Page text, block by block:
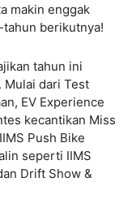
makin enggak
tahun berikutnya!
tahun ini
Mulai dari Test
EV Experience
kecantikan Miss
Push Bike
seperti IIMS
Drift Show &